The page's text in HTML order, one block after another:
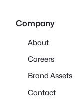
Company
About
Careers
Brand Assets
Contact